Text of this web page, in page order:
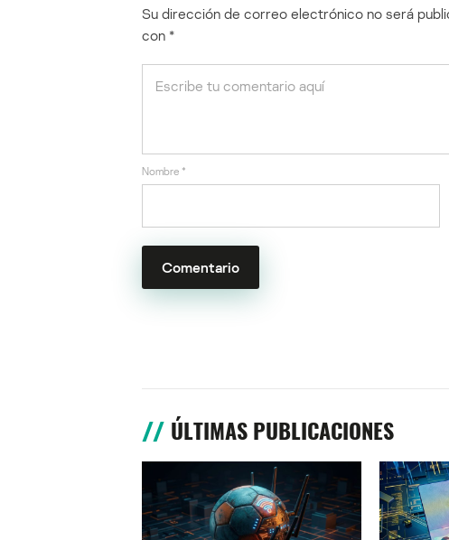
Su dirección de correo electrónico no será
con *
Nombre *
ÚLTIMAS PUBLICACIONES